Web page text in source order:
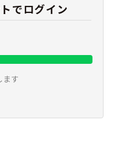
でログイン
ます